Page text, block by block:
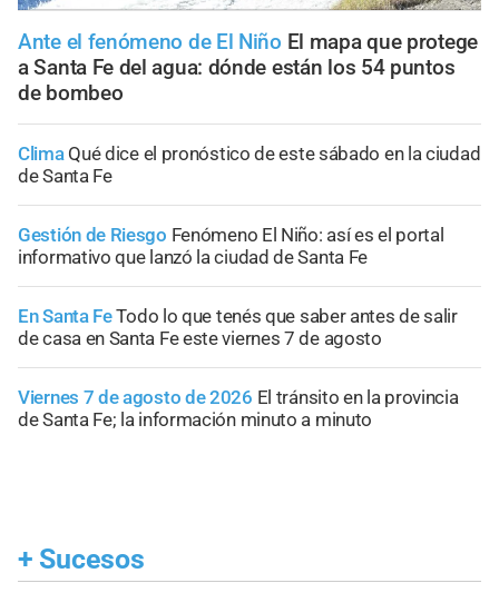
Ante el fenómeno de El Niño El mapa que protege
a Santa Fe del agua: dónde están los 54 puntos
de bombeo
Clima Qué dice el pronóstico de este sábado en la ciudad
de Santa Fe
Gestión de Riesgo Fenómeno El Niño: así es el portal
informativo que lanzó la ciudad de Santa Fe
En Santa FeTodo lo que tenés que saber antes de salir
de casa en Santa Fe este viernes 7 de agosto
Viernes 7 de agosto de 2026 El tránsito en la provincia
de Santa Fe; la información minuto a minuto
+ Sucesos